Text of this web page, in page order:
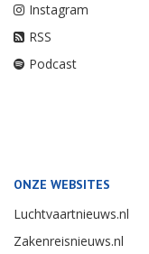
Instagram
RSS
Podcast
ONZE WEBSITES
Luchtvaartnieuws.nl
Zakenreisnieuws.nl